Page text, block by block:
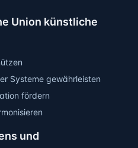
Union künstliche
Systeme gewährleisten
fördern
und